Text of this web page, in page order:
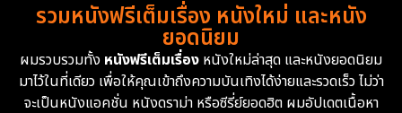
Family ครอบครัว 359
Fantasy จินตนาการ 319
Fiction 9
รวมหนังฟรีเต็มเรื่อง หนังใหม่ และหนัง
ยอดนิยม
ผมรวบรวมทั้ง หนังฟรีเต็มเรื่อง หนังใหม่ล่าสุด และหนังยอดนิยม
มาไว้ในที่เดียว เพื่อให้คุณเข้าถึงความบันเทิงได้ง่ายและรวดเร็ว ไม่ว่า
จะเป็นหนังแอคชั่น หนังดราม่า หรือซีรี่ย์ยอดฮิต ผมอัปเดตเนื้อหา